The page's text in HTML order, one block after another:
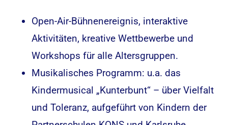
Open-Air-Bühnenereignis, interaktive
Aktivitäten, kreative Wettbewerbe und
Workshops für alle Altersgruppen.
Musikalisches Programm: u.a. das
Kindermusical „Kunterbunt“ – über Vielfalt
und Toleranz, aufgeführt von Kindern der